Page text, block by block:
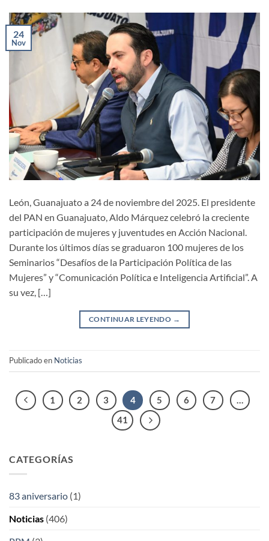
24
Nov
León, Guanajuato a 24 de noviembre del 2025. El presidente
del PAN en Guanajuato, Aldo Márquez celebró la creciente
participación de mujeres y juventudes en Acción Nacional.
Durante los últimos días se graduaron 100 mujeres de los
Seminarios “Desafíos de la Participación Política de las
Mujeres” y “Comunicación Política e Inteligencia Artificial”. A
su vez, […]
CONTINUAR LEYENDO →
Publicado en Noticias
1 2 3 4 5 6 7
…
41
CATEGORÍAS
83 aniversario (1)
Noticias (406)